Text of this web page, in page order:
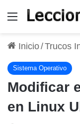
Menú
Inicio/Trucos
Sistema Operativo
Modificar
en Linux